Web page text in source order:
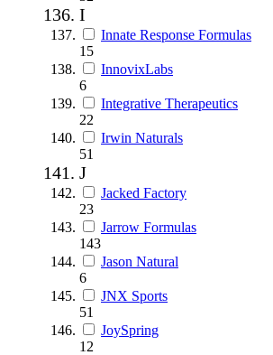
I
Innate Response Formulas
15
InnovixLabs
6
Integrative Therapeutics
22
Irwin Naturals
51
J
Jacked Factory
23
Jarrow Formulas
143
Jason Natural
6
JNX Sports
51
JoySpring
12